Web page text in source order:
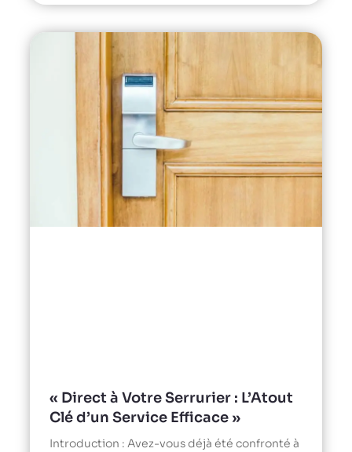
« Direct à Votre Serrurier : L’Atout
Clé d’un Service Efficace »
Introduction : Avez-vous déjà été confronté à